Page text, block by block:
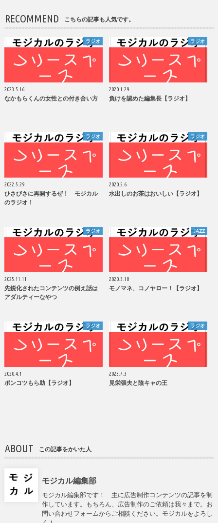
RECOMMEND こちらの記事も人気です。
ラジオ
2023.5.16
なかもらくんの女性との付き合い方
ラジオ
2020.1.29
負けを認めた編集長【ラジオ】
ラジオ
2022.5.29
ひさびさに再開するぜ！ モジカル
のラジオ！
ラジオ
2020.5.6
水出しのお茶はおいしい【ラジオ】
ラジオ
2025.11.11
先鋭化されたコンテンツの例え話は
アダルティーなやつ
JAZZ
2020.3.10
モノマネ、コノヤロー！【ラジオ】
ラジオ
2020.4.1
ポンコツもら助【ラジオ】
ラジオ
2023.7.3
見栄張夫と陰キャの王
ABOUT この記事をかいた人
モジカル編集部
モジカル編集部です！ 主に広告制作コンテンツの記事を制
作しています。もちろん、広告制作のご依頼は我々まで。お
問い合わせフォームからご相談ください。モジカルをよろし